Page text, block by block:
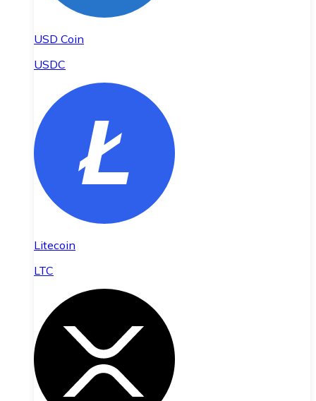
USD Coin
USDC
Litecoin
LTC